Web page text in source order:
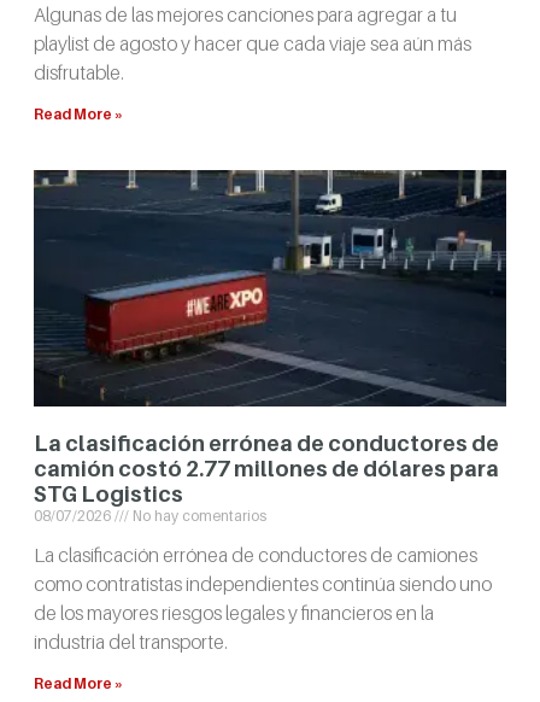
Algunas de las mejores canciones para agregar a tu
playlist de agosto y hacer que cada viaje sea aún más
disfrutable.
Read More »
La clasificación errónea de conductores de
camión costó 2.77 millones de dólares para
STG Logistics
08/07/2026 No hay comentarios
La clasificación errónea de conductores de camiones
como contratistas independientes continúa siendo uno
de los mayores riesgos legales y financieros en la
industria del transporte.
Read More »